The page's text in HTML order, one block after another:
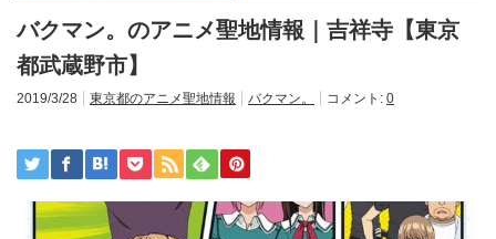
バクマン。のアニメ聖地情報｜吉祥寺【東京
都武蔵野市】
2019/3/28 東京都のアニメ聖地情報 バクマン。 コメント: 0